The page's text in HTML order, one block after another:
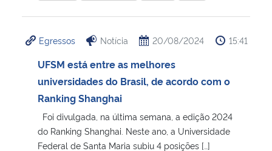
Egressos Notícia 20/08/2024 15:41
UFSM está entre as melhores
universidades do Brasil, de acordo com o
Ranking Shanghai
Foi divulgada, na última semana, a edição 2024
do Ranking Shanghai. Neste ano, a Universidade
Federal de Santa Maria subiu 4 posições […]